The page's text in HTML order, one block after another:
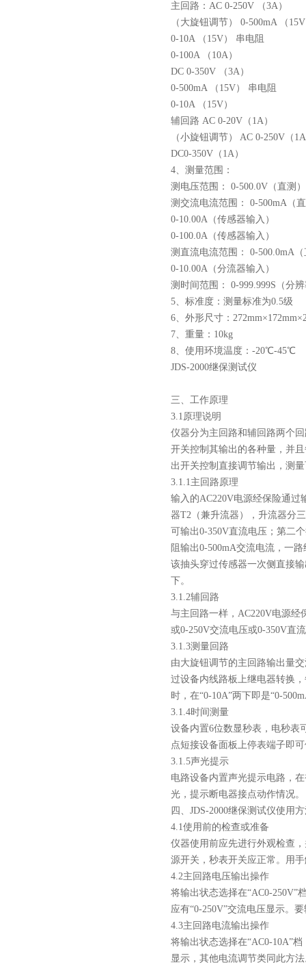
主回路：AC 0-250V （3A）
（大旋钮调节） 0-500mA （
0-10A （15V） 串电阻
0-100A （10A）
DC 0-350V （3A）
0-500mA （15V） 串电阻
0-10A （15V）
辅回路 AC 0-20V（1A）
（小旋钮调节） AC 0-250V（
DC0-350V（1A）
4、测量范围：
测电压范围： 0-500.0V（直测）
测交流电流范围： 0-500mA（
0-10.00A（传感器输入）
0-100.0A（传感器输入）
测直流电流范围： 0-500.0mA
0-10.00A（分流器输入）
测时间范围： 0-999.999S（分
5、标准度：测量标准为0.5级
6、外形尺寸：
7、重量：10kg
8、使用环境温度：-20℃-45℃
JDS-2000继保测试仪
三、工作原理
3.1原理说明
仪器分为主回路和辅回路两个
开关控制其输出的各种量，并
出开关控制直接调节输出，测
3.1.1主回路原理
输入的AC220V电源经保险通
器T2（兼升流器），升流器分
可输出0-350V直流电压；第二
阻输出0-500mA交流电流，一
该抽头穿过传感器一次侧直接
下。
3.1.2辅回路
与主回路一样，AC220V电源经
或0-250V交流电压或0-350V直
3.1.3测量回路
由大旋钮调节的主回路输出量交
过设备内线路板上继电器转换
时，在“0-10A”两下即是“0-
3.1.4时间测量
设备内置6位数显秒表，电秒表
点短接设备面板上停表端子即
3.1.5声光提示
电路设备内置声光提示电路，
光，提示断电器接点动作情况。
四、 JDS-2000继保测试仪使用
4.1使用前的检查或准备
仪器使用前应先进行外观检查
源开关，秒表开关应正常。用
4.2主回路电压输出操作
将输出状态选择在“AC0-250V”
应有“0-250V”交流电压显示。
4.3主回路电流输出操作
将输出状态选择在“AC0-10A”
显示，其他电流调节类同此方